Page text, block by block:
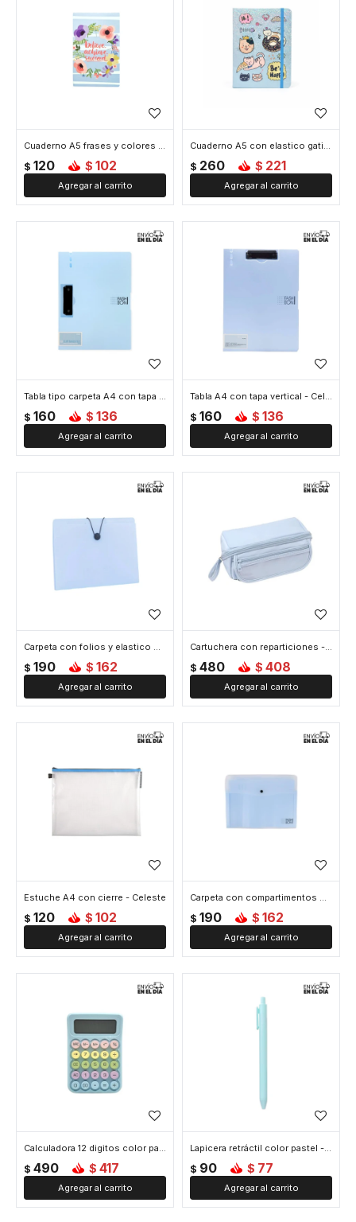
Cuaderno A5 frases y colores - Celeste
$ 120 $ 102
Cuaderno A5 con elastico gatito - Celeste
$ 260 $ 221
Tabla tipo carpeta A4 con tapa colores pastel - Celeste
$ 160 $ 136
Tabla A4 con tapa vertical - Celeste
$ 160 $ 136
Carpeta con folios y elastico A4 - Celeste
$ 190 $ 162
Cartuchera con reparticiones - Celeste
$ 480 $ 408
Estuche A4 con cierre - Celeste
$ 120 $ 102
Carpeta con compartimentos A4 - Celeste
$ 190 $ 162
Calculadora 12 digitos color pastel - Celeste
$ 490 $ 417
Lapicera retráctil color pastel - Celeste
$ 90 $ 77